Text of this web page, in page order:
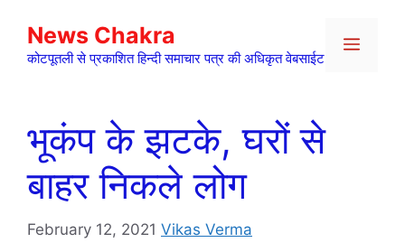
content
News Chakra
कोटपूतली से प्रकाशित हिन्दी समाचार पत्र की अधिकृत वेबसाईट
Menu
भूकंप के झटके, घरों से
बाहर निकले लोग
February 12, 2021 Vikas Verma